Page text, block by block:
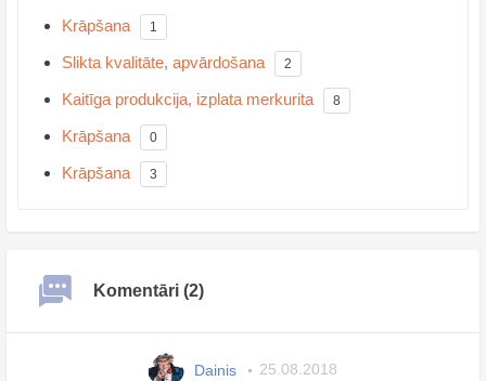
Krāpšana 1
Slikta kvalitāte, apvārdošana 2
Kaitīga produkcija, izplata merkurita 8
Krāpšana 0
Krāpšana 3
Komentāri (2)
Dainis 25.08.2018